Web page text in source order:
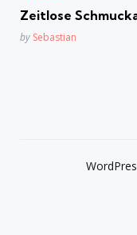
Zeitlose
Posted
by Sebastian